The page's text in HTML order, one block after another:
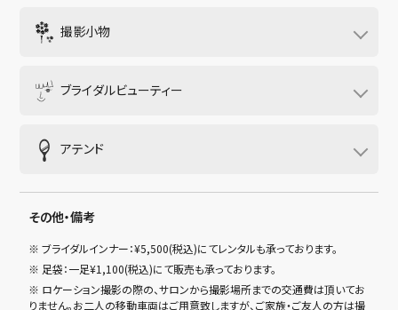
ら、お好きなだけ自由にご利用いただくことができます。
撮影小物
※ お客様のお持ち込みも可能となっておりますが、撮影場所により制
ブライダルビューティー
希望を伺ったり、当日もご希望をしっかりとヒアリングしな
アテンド
いかなどをチェックする、アテンドスタッフが同行します。
※ 撮影をスムーズに進めるためのタイムキーパーや、ポージングのチ
個人の携帯での撮影などは原則対応しておりません。
その他・備考
※ ブライダルインナー：¥5,500(税込)にてレンタルも承っております。
※ 足袋：一足¥1,100(税込)にて販売も承っております。
※ ロケーション撮影の際の、サロンから撮影場所までの交通費は頂いてお
りません。お二人の移動車両はご用意致しますが、ご家族・ご友人の方は撮